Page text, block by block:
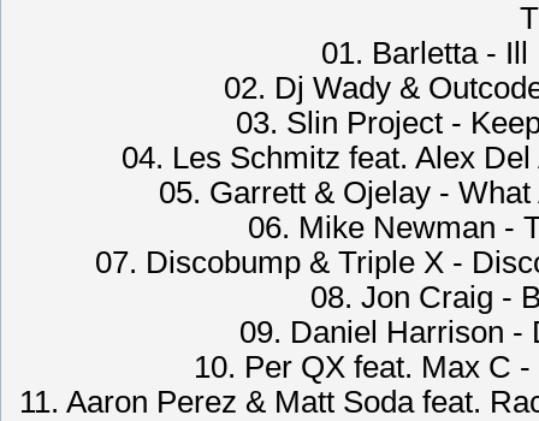
01. Barletta -
02. Dj Wady &
03. Slin Project -
04. Les Schmitz feat. Alex
05. Garrett & Ojelay -
06. Mike Newman -
07. Discobump & Triple X -
08. Jon Craig -
09. Daniel Harrison -
10. Per QX feat. Max C
11. Aaron Perez & Matt Soda feat.